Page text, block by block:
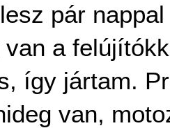
pár
a
így jártam.
van,